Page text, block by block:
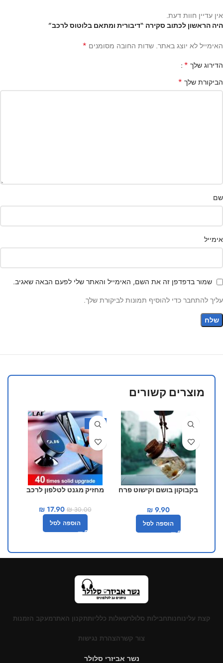
אין עדיין חוות דעת.
היה הראשון לכתוב סקירה “דיבורית ומתאם בלוטוס לרכב”
האימייל לא יוצג באתר. שדות החובה מסומנים *
הדירוג שלך *
הביקורת שלך *
שם
אימייל
שמור בדפדפן זה את השם, האימייל והאתר שלי לפעם הבאה שאגיב.
עליך להתחבר כדי להוסיף תמונות לביקורת שלך.
מוצרים קשורים
בקבוקון בושם וקישוט פרח
₪9.90
הוספה לסל
-40%
מחזיק מגנט לטלפון לרכב
₪30.00
₪17.90
הוספה לסל
קצת עלינוחנותחבילות סלולרשאלות כלליותתקנון האתרמעקב הזמנות
צור קשרהצהרת נגישות
נשר אביזרי סלולר